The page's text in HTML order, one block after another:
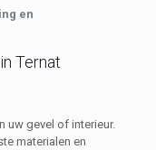
en
Ternat
uw gevel of interieur.
materialen en